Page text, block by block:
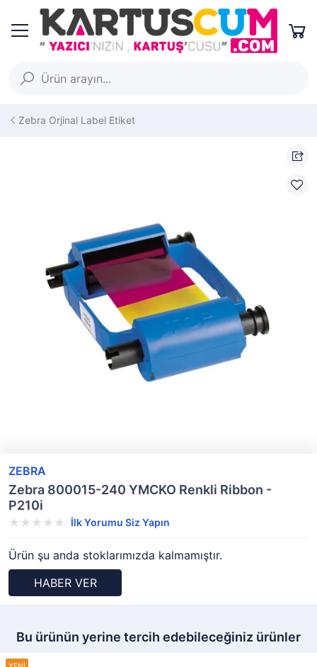
Zebra Orjinal Label Etiket
ZEBRA
Zebra 800015-240 YMCKO Renkli Ribbon -
P210i
İlk Yorumu Siz Yapın
Ürün şu anda stoklarımızda kalmamıştır.
HABER VER
Bu ürünün yerine tercih edebileceğiniz ürünler